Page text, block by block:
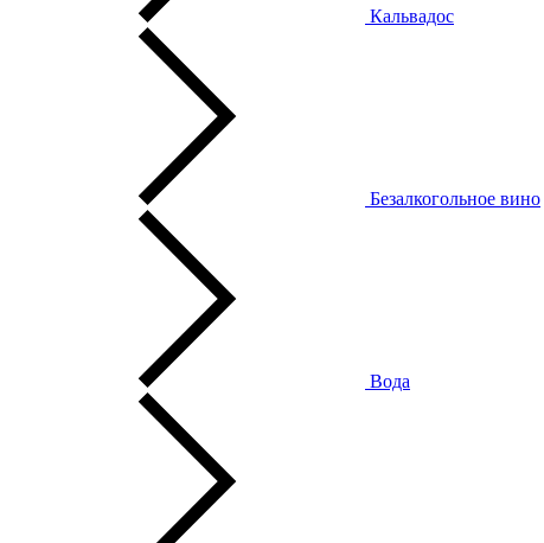
Кальвадос
Безалкогольное вино
Вода